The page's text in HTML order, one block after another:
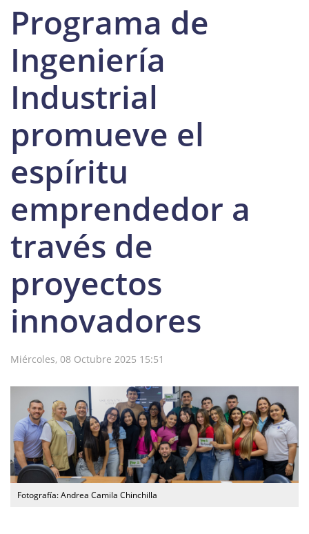
Programa de
Ingeniería
Industrial
promueve el
espíritu
emprendedor a
través de
proyectos
innovadores
Miércoles, 08 Octubre 2025 15:51
Fotografía: Andrea Camila Chinchilla